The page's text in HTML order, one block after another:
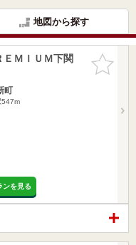
地図から探す
お気に入
りに追加
ＭＩＵＭ下関
町
547m
ンを見る